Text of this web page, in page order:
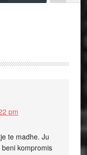
pm
te madhe. Ju
kompromis